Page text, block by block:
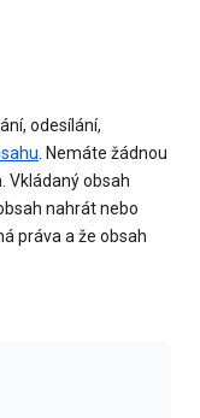
odesílání,
. Nemáte žádnou
Vkládaný obsah
nahrát nebo
práva a že obsah